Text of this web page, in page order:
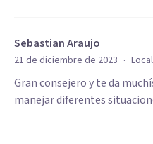
Sebastian Araujo
21 de diciembre de 2023 ·
Gran consejero y te da
manejar diferentes